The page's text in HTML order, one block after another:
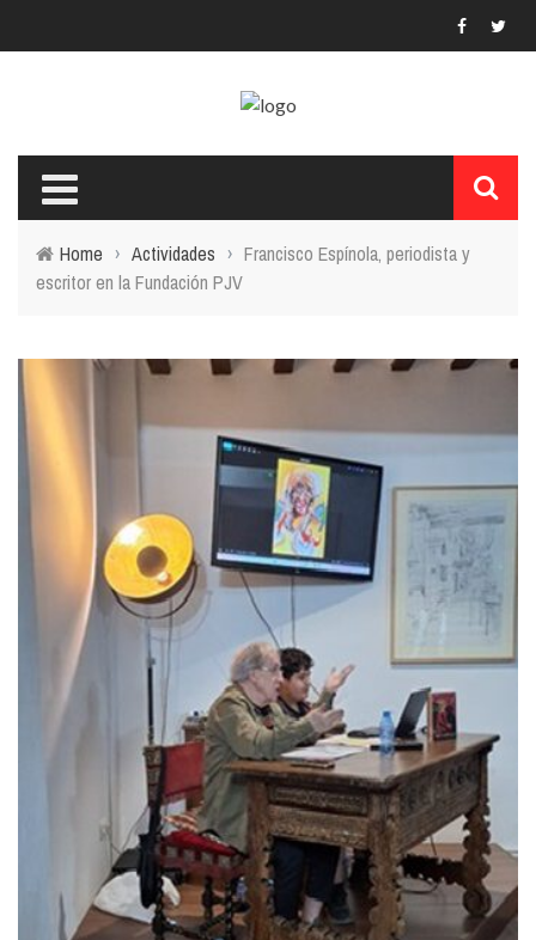
Home › Actividades › Francisco Espínola, periodista y
escritor en la Fundación PJV